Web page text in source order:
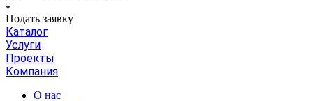
Подать заявку
Каталог
Услуги
Проекты
Компания
О нас